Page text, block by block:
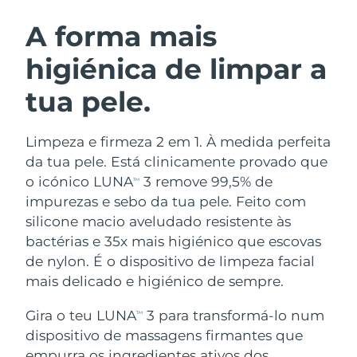
A forma mais
higiénica de limpar a
tua pele.
Limpeza e firmeza 2 em 1. À medida perfeita
da tua pele. Está clinicamente provado que
o icónico LUNATM
3 remove 99,5% de
impurezas e sebo da tua pele. Feito com
silicone macio aveludado resistente às
bactérias e 35x mais higiénico que escovas
de nylon. É o dispositivo de limpeza facial
mais delicado e higiénico de sempre.
Gira o teu LUNATM
3 para transformá-lo num
dispositivo de massagens firmantes que
Limpeza facial
Anti-aging massage
LUNA™ 4 Plus
Massage, LED heating
LUNA™ 4 Men
Microcurrent toning
BEAR™ 2 go
Microcurrent toning on-the-go
BEAR™ 2 eyes & lips
Hidratação
UFO™ 3 kit
Deep facial hydration
UFO™ 3 LED
Near-infrared and red light therapy
device
Cuidado oral
issa™ 4
Hybrid silicone sonic toothbrush
Smart hybrid silicone sonic toothbrush
TRATAMENTO ANTIENVELHECIMENTO
FAQ™
Antienvelhecimento Tratamentos LED
Áustria
Barein Entrega prevista8/12/26
Bélgica
Bermudas Entrega prevista8/17/26
Bósnia e
Herzegovina
Entrega prevista
Brunei Entrega prevista
Bulgária Entrega prevista8/11/26
Chile Entrega prevista8/15/26